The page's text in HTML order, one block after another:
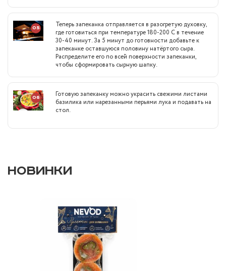
05
Теперь запеканка отправляется в разогретую духовку,
где готовиться при температуре 180-200 С в течение
30-40 минут. За 5 минут до готовности добавьте к
запеканке оставшуюся половину натёртого сыра.
Распределите его по всей поверхности запеканки,
чтобы сформировать сырную шапку.
06
Готовую запеканку можно украсить свежими листами
базилика или нарезанными перьями лука и подавать на
стол.
НОВИНКИ